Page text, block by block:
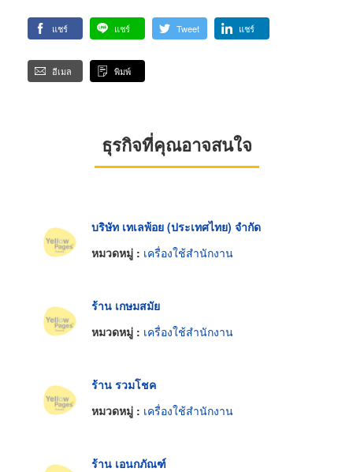
แชร์ แชร์ Tweet แชร์
อีเมล พิมพ์
ธุรกิจที่คุณอาจสนใจ
บริษัท เทเลพ้อย (ประเทศไทย) จำกัด
หมวดหมู่ : เครื่องใช้สำนักงาน
ร้าน เกษมสมัย
หมวดหมู่ : เครื่องใช้สำนักงาน
ร้าน รวมโชค
หมวดหมู่ : เครื่องใช้สำนักงาน
ร้าน เอนกภัณฑ์